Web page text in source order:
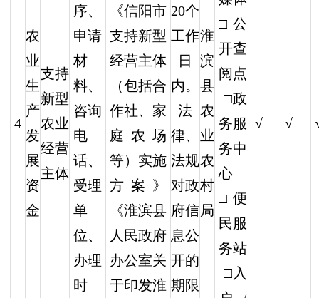
4
农
业
生
产
发
展
资
金
支持
新型
农业
经营
主体
序、
申请
材
料、
咨询
电
话、
受理
单
位、
办理
时
《信阳市
支持新型
经营主体
（包括合
作社、家
庭农场
等）实施
方案》
《淮滨县
人民政府
办公室关
于印发淮
20个
工作
日
内。
法
律、
法规
对政
府信
息公
开的
期限
淮
滨
县
农
业
农
村
局
□公
开查
阅点
□政
务服
务中
心
□便
民服
务站
□入
√ √